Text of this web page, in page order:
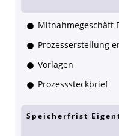
Mitnahmegeschäft
Prozesserstellung
Vorlagen
Prozesssteckbrief
Speicherfrist